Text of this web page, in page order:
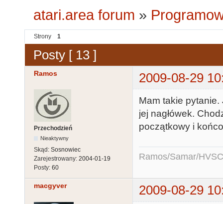
atari.area forum »
Strony 1
Posty [ 13 ]
Ramos 2009-08-29
Przechodzień
Nieaktywny
Skąd: Sosnowiec
Zarejestrowany: 2004-01-19
Posty: 60
Mam takie
jej nagłówek.
początkowy i
Ramos/Samar/
macgyver 2009-08-29